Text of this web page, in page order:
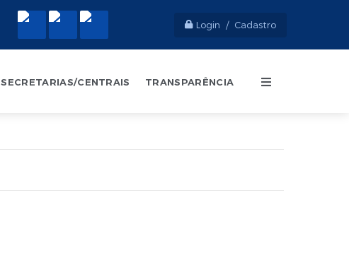
Login / Cadastro
SECRETARIAS/CENTRAIS TRANSPARÊNCIA